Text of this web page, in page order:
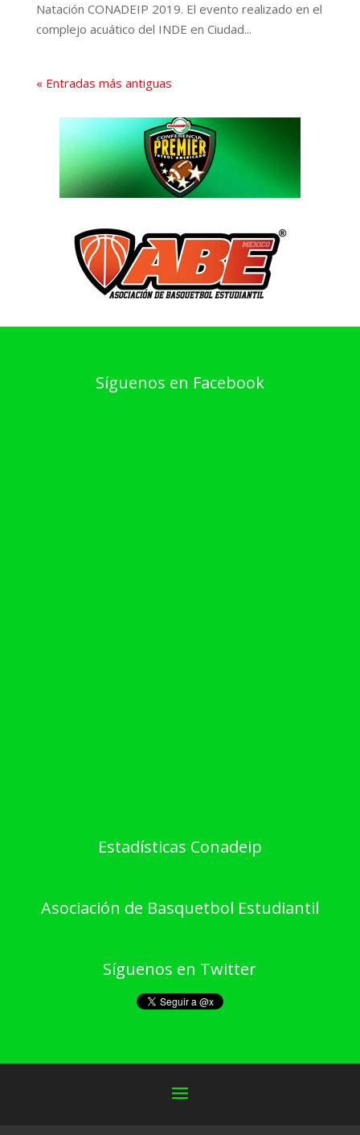
Natación CONADEIP 2019. El evento realizado en el
complejo acuático del INDE en Ciudad...
« Entradas más antiguas
Síguenos en Facebook
Estadísticas Conadeip
Asociación de Basquetbol Estudiantil
Síguenos en Twitter